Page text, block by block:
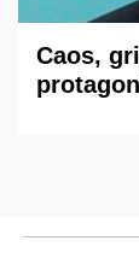
Caos,